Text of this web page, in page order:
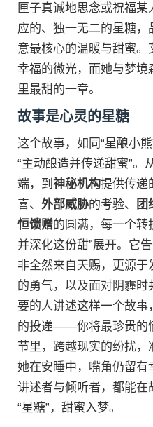
匣子真诚地思念或祝福
应的、独一无二的星糖
意最核心的温暖与甜蜜
幸福的微光，而她与梦
里最甜的一章。
故事是心灵的星糖
这个故事，如同“星酿小
“主动酿造并传递甜蜜”。
端，到 神秘机构提供传递
喜、 外部威胁的考验、 团
恒馈赠的圆满，每一个转
并深化这份甜”展开。它
非全然来自天赐，更源
的勇气，以及面对阴霾
要的人讲述这样一个故事
的投递——你将最珍贵的
节里，跨越现实的纷扰
她在安睡中，嘴角仍留
讲述者与倾听者，都能
“星糖”，甜蜜入梦。